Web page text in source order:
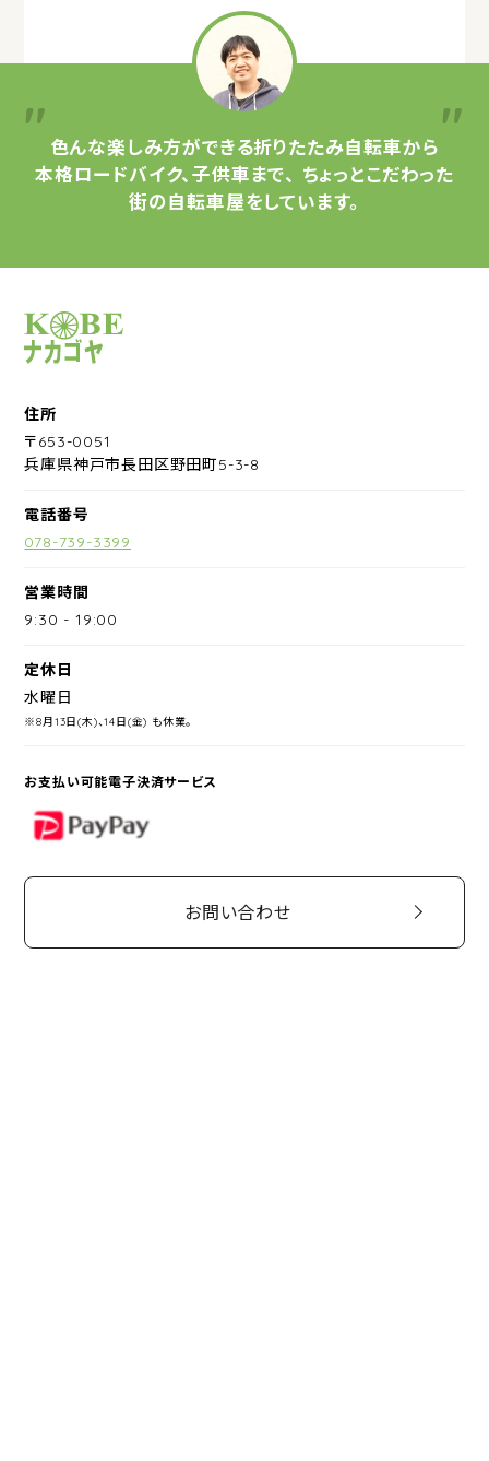
色んな楽しみ方ができる折りたたみ自転車から
本格ロードバイク、子供車まで、 ちょっとこだわった
街の自転車屋をしています。
サイクルショップナカゴヤ
住所
〒653-0051
兵庫県神戸市長田区野田町5-3-8
電話番号
078-739-3399
営業時間
9:30 -19:00
定休日
水曜日
※8月13日(木)、14日(金) も休業。
お支払い可能電子決済サービス
PayPay
お問い合わせ